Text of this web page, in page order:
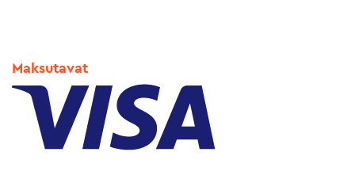
Maksutavat